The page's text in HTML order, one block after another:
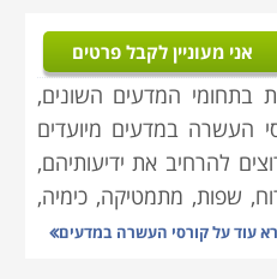
אני מעוניין לקבל פרטים
בתחומי המדעים השונים,
העשרה במדעים מיועדים
להרחיב את ידיעותיהם,
שפות, מתמטיקה, כימיה,
העשרה הם קורסי בחירה
עוד עלקורסי העשרה במדעים